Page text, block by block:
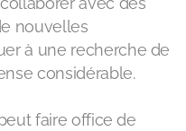
nouvelles
à une recherche de
considérable.
faire office de